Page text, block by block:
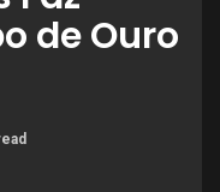
de Ouro